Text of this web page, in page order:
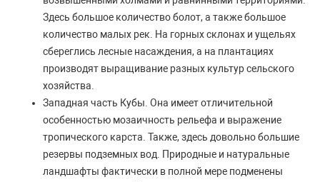
Здесь большое количество болот, а также большое
количество малых рек. На горных склонах и ущельях
сбереглись лесные насаждения, а на плантациях
производят выращивание разных культур сельского
хозяйства.
Западная часть Кубы. Она имеет отличительной
особенностью мозаичность рельефа и выражение
тропического карста. Также, здесь довольно большие
резервы подземных вод. Природные и натуральные
ландшафты фактически в полной мере подменены